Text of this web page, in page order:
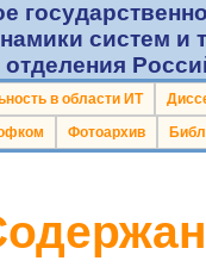
систем
в области ИТ
Фотоархив